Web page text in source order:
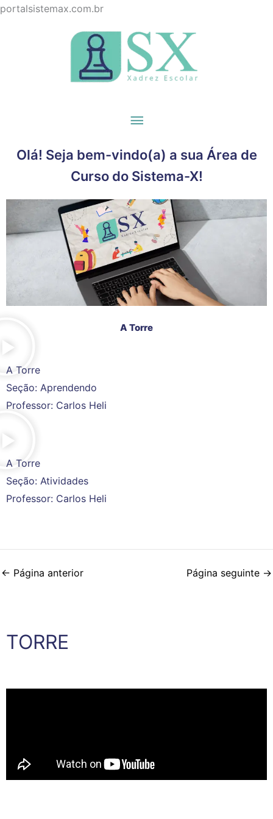
portalsistemax.com.brIr
o
conteúdo
Menu
principal
Olá! Seja bem-vindo(a) a sua Área de
Curso do Sistema-X!
A Torre
A Torre
Seção: Aprendendo
Professor: Carlos Heli
A Torre
Seção: Atividades
Professor: Carlos Heli
← Página anterior Página seguinte →
TORRE